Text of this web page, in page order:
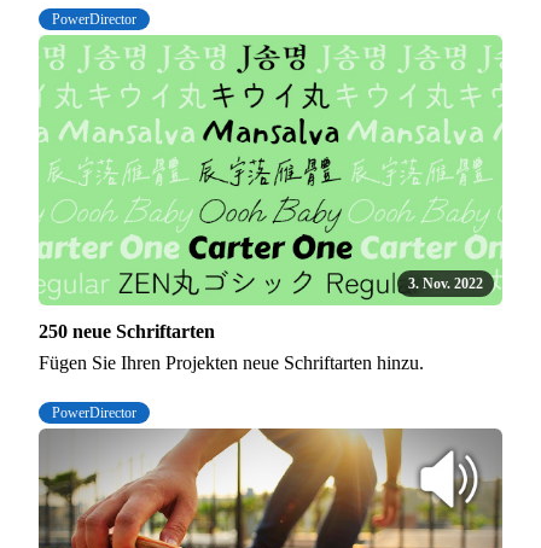
PowerDirector
3. Nov. 2022
250 neue Schriftarten
Fügen Sie Ihren Projekten neue Schriftarten hinzu.
PowerDirector